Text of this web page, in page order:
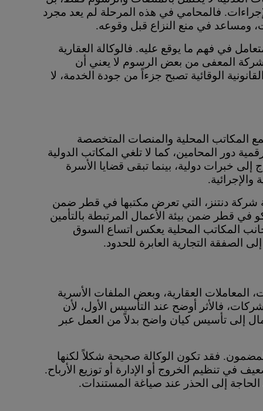
فالمحامي في هذه المرحلة لم يعد مجرد
ومساعد في منع النزاع قبل وقوعه.
في فهم ما يوقع عليه. فالوكالة العقارية
المعفى من بعض الرسوم لا يعني أن
الوقائية تصبح جزءاً من جودة الخدمة، لا
المكاتب المحلية والمنصات المتخصصة
دور المحامين، كما لا تلغي المكاتب الدولية
إلى خبرات دولية، بينما تبقى قضايا الأسرة
والإجرائية.
شركة دنتنز، التي تعرض مكتبها في قطر ضمن
في قطر ضمن بيئة الأعمال المرتبطة بالتأمين
جانب المكاتب المحلية يعكس اتساع السوق
الصفقة التجارية العابرة للحدود.
المعاملات العقارية، وبعض الملفات الأسرية
فالأثر أوضح عند التأسيس الأول، لأن
إلى تأسيس كيان واضح بدلاً من العمل عبر
فقد تكون الوكالة صحيحة شكلاً لكنها
تنظيم الخروج أو الإدارة أو توزيع الأرباح.
الحاجة إلى الحذر عند صياغة المستندات.